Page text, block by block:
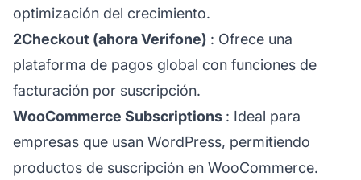
optimización del crecimiento.
2Checkout (ahora Verifone) : Ofrece una
plataforma de pagos global con funciones de
facturación por suscripción.
WooCommerce Subscriptions : Ideal para
empresas que usan WordPress, permitiendo
productos de suscripción en WooCommerce.